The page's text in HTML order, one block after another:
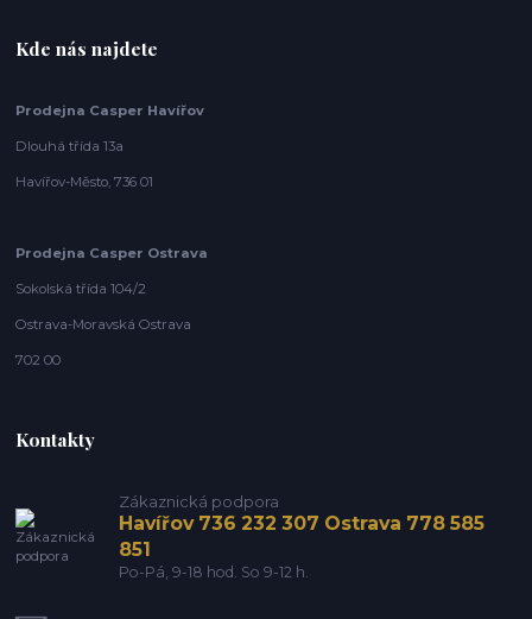
Kde nás najdete
Prodejna Casper Havířov
Dlouhá třída 13a
Havířov-Město, 736 01
Prodejna Casper Ostrava
Sokolská třída 104/2
Ostrava-Moravská Ostrava
702 00
Kontakty
Zákaznická podpora
Havířov 736 232 307 Ostrava 778 585
851
Po-Pá, 9-18 hod. So 9-12 h.